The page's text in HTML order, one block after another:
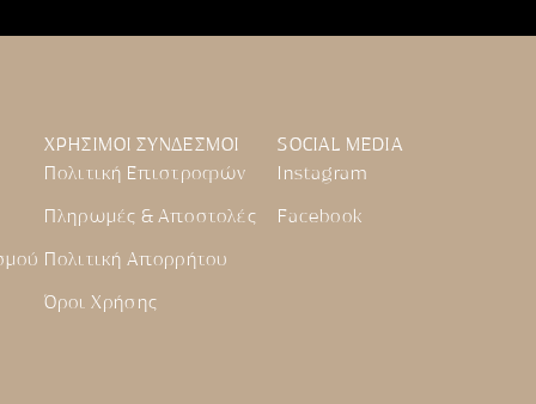
ΧΡΗΣΙΜΟΙ ΣΥΝΔΕΣΜΟΙ
Πολιτική Επιστροφών
Πληρωμές & Αποστολές
Πολιτική Απορρήτου
Όροι Χρήσης
SOCIAL MEDIA
Instagram
Facebook